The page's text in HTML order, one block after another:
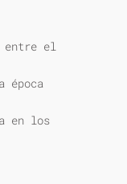
entre el
época
en los